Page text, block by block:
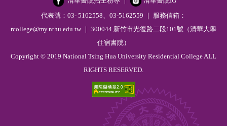
代表號：03- 5162558、03-5162559 ｜ 服務信箱：
rcollege@my.nthu.edu.tw ｜ 300044 新竹市光復路二段101號（清華大學
住宿書院）
Copyright © 2019 National Tsing Hua University Residential College ALL
RIGHTS RESERVED.